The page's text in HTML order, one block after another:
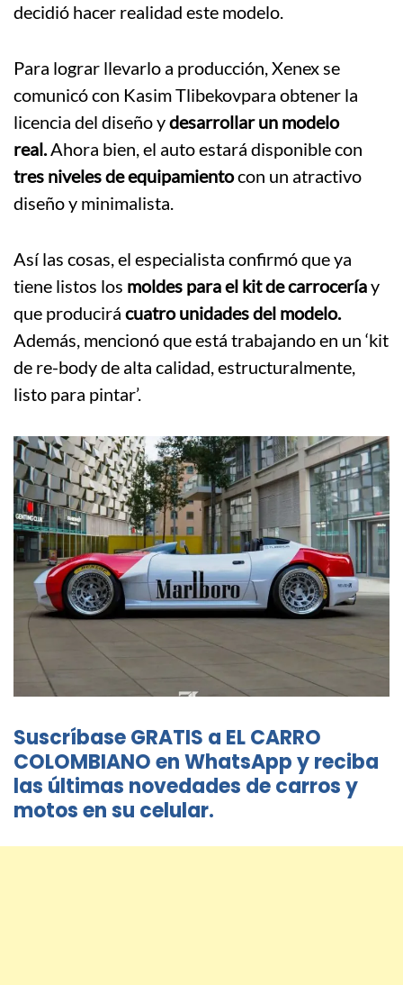
decidió hacer realidad este modelo.
Para lograr llevarlo a producción, Xenex se
comunicó con Kasim Tlibekovpara obtener la
licencia del diseño ydesarrollar un modelo
real.Ahora bien, el auto estará disponible con
tres niveles de equipamientocon un atractivo
diseño y minimalista.
Así las cosas, el especialista confirmó que ya
tiene listos los moldes para el kit de carroceríay
que producirá cuatro unidades del modelo.
Además, mencionó que está trabajando en un ‘kit
de re-body de alta calidad, estructuralmente,
listo para pintar’.
Suscríbase GRATIS a EL CARRO
COLOMBIANO en WhatsApp y reciba
las últimas novedades de carros y
motos en su celular.